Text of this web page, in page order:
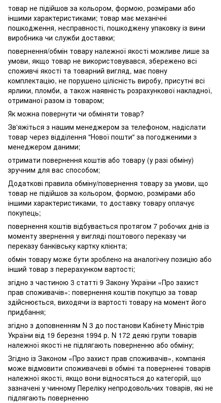
товар не підійшов за кольором, формою, розмірами або
іншими характеристиками; товар має механічні
пошкодження, несправності, пошкоджену упаковку із вини
виробника чи служби доставки;
повернення/обмін товару належної якості можливе лише за
умови, якщо товар не використовувався, збережено всі
споживчі якості та товарний вигляд, має повну
комплектацію, не порушено цілісність виробу, присутні всі
ярлики, пломби, а також наявність розрахункової накладної,
отриманої разом із товаром;
Як можна повернути чи обміняти товар?
Зв'яжіться з нашим менеджером за телефоном, надіслати
товар через відділення "Нової пошти" за погодженими з
менеджером даними;
отримати повернення коштів або товару (у разі обміну)
зручним для вас способом;
Додаткові правила обміну/повернення товару за умови, що
товар не підійшов за кольором, формою, розмірами або
іншими характеристиками, то доставку товару оплачує
покупець;
повернення коштів відбувається протягом 7 робочих днів із
моменту звернення у вигляді поштового переказу чи
переказу банківську картку клієнта;
обмін товару може бути зроблено на аналогічну позицію або
інший товар з перерахунком вартості;
згідно з частиною 3 статті 9 Закону України «Про захист
прав споживачів»: повернення коштів покупцю за товар
здійснюється, виходячи із вартості товару на момент його
придбання;
згідно з доповненням N 3 до постанови Кабінету Міністрів
України від 19 березня 1994 р. N 172 деякі групи товарів
належної якості не підлягають поверненню або обміну;
Згідно із Законом «Про захист прав споживачів», компанія
може відмовити споживачеві в обміні та поверненні товарів
належної якості, якщо вони відносяться до категорій, що
зазначені у чинному Переліку непродовольчих товарів, які не
підлягають поверненню